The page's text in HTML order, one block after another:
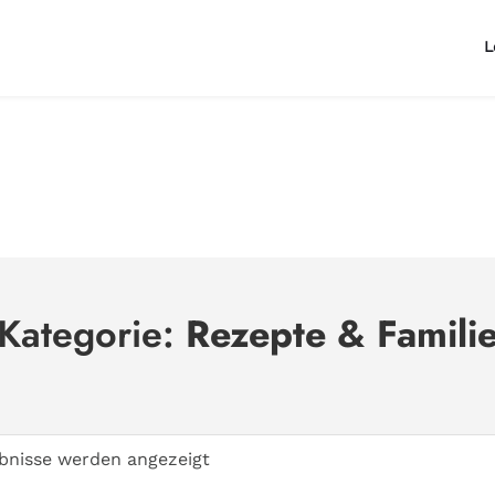
Kategorie: Rezepte &
werden angezeigt